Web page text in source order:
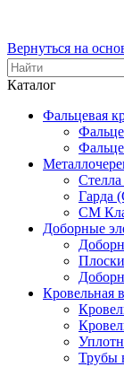
Вернуться на
Каталог
Фальцевая
Гарда
СМ
Доборные
Кровельная
Трубы